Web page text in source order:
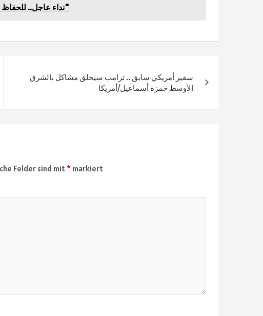
نداء عاجل.. للحفاظ على ماتبقى من ثورة جنوب اليمن "مقال ورأي"
سفير أمريكي سابق .. ترامب سيخلق مشاكل بالشرق
الأوسط حمزة أسماعيل/أمريكا
Felder sind mit* markiert